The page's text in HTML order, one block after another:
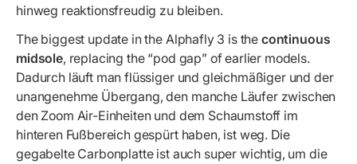
hinweg reaktionsfreudig zu bleiben.
The biggest update in the Alphafly 3 is the continuous
midsole, replacing the “pod gap” of earlier models.
Dadurch läuft man flüssiger und gleichmäßiger und der
unangenehme Übergang, den manche Läufer zwischen
den Zoom Air-Einheiten und dem Schaumstoff im
hinteren Fußbereich gespürt haben, ist weg. Die
gegabelte Carbonplatte ist auch super wichtig, um die